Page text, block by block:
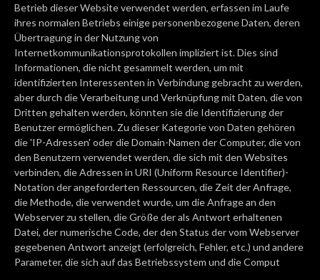
Betrieb dieser Website verwendet werden, erfassen im Laufe
ihres normalen Betriebs einige personenbezogene Daten, deren
Übertragung in der Nutzung von
Internetkommunikationsprotokollen impliziert ist. Dies sind
Informationen, die nicht gesammelt werden, um mit
identifizierten Interessenten in Verbindung gebracht zu werden,
aber durch die Verarbeitung und Verknüpfung mit Daten, die von
Dritten gehalten werden, könnten sie die Identifizierung der
Benutzer ermöglichen. Zu dieser Kategorie von Daten gehören
die 'IP-Adressen' oder die Domain-Namen der Computer, die von
den Benutzern verwendet werden, die sich mit den Websites
verbinden, die Adressen in URI (Uniform Resource Identifier)-
Notation der angeforderten Ressourcen, die Zeit der Anfrage,
die Methode, die verwendet wurde, um die Anfrage an den
Webserver zu stellen, die Größe der als Antwort erhaltenen
Datei, der numerische Code, der den Status der vom Webserver
gegebenen Antwort anzeigt (erfolgreich, Fehler, etc.) und andere
Parameter, die sich auf das Betriebssystem und die Comput